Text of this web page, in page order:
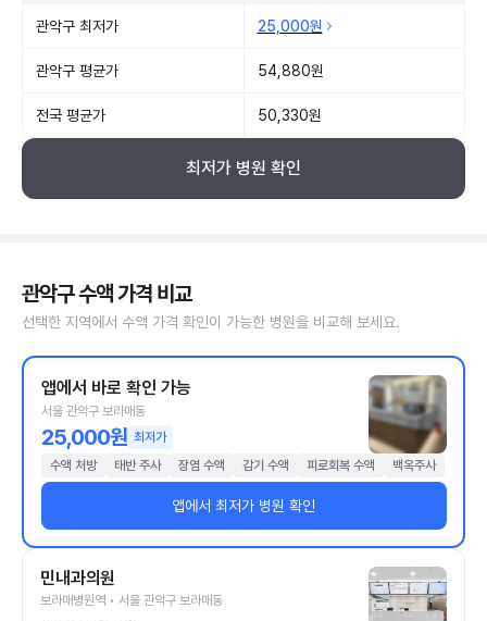
관악구 최저가 25,000원
관악구 평균가 54,880원
전국 평균가 50,330원
최저가 병원 확인
관악구 수액 가격 비교
선택한 지역에서 수액 가격 확인이 가능한 병원을 비교해 보세요.
앱에서 바로 확인 가능
서울 관악구 보라매동
25,000원 최저가
수액 처방
태반 주사 장염 수액 감기 수액 피로회복 수액 백옥주사
앱에서 최저가 병원 확인
민내과의원
보라매병원역 • 서울 관악구 보라매동